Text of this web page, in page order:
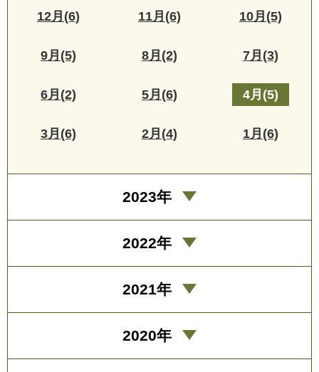
12月(6) 11月(6) 10月(5)
9月(5) 8月(2) 7月(3)
6月(2) 5月(6) 4月(5)
3月(6) 2月(4) 1月(6)
2023年
2022年
2021年
2020年